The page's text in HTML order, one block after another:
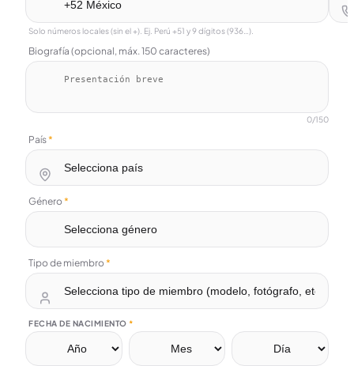
Solo números locales (sin el +). Ej. Perú +51 y 9 dígitos (936…).
Biografía (opcional, máx. 150 caracteres)
0/150
País*
Género *
Tipo de miembro *
FECHA DE NACIMIENTO *